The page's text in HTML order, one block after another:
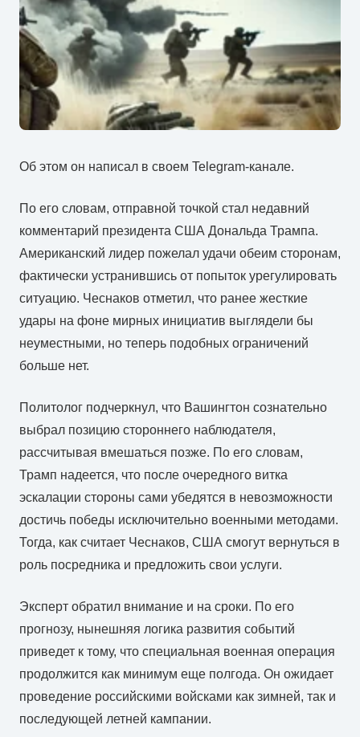
Об этом он написал в своем Telegram-канале.
По его словам, отправной точкой стал недавний
комментарий президента США Дональда Трампа.
Американский лидер пожелал удачи обеим сторонам,
фактически устранившись от попыток урегулировать
ситуацию. Чеснаков отметил, что ранее жесткие
удары на фоне мирных инициатив выглядели бы
неуместными, но теперь подобных ограничений
больше нет.
Политолог подчеркнул, что Вашингтон сознательно
выбрал позицию стороннего наблюдателя,
рассчитывая вмешаться позже. По его словам,
Трамп надеется, что после очередного витка
эскалации стороны сами убедятся в невозможности
достичь победы исключительно военными методами.
Тогда, как считает Чеснаков, США смогут вернуться в
роль посредника и предложить свои услуги.
Эксперт обратил внимание и на сроки. По его
прогнозу, нынешняя логика развития событий
приведет к тому, что специальная военная операция
продолжится как минимум еще полгода. Он ожидает
проведение российскими войсками как зимней, так и
последующей летней кампании.